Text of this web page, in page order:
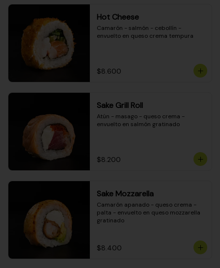
Hot Cheese
Camarón - salmón - cebollín -
envuelto en queso crema tempura
$8.600
Sake Grill Roll
Atún - masago - queso crema -
envuelto en salmón gratinado
$8.200
Sake Mozzarella
Camarón apanado - queso crema -
palta - envuelto en queso mozzarella
gratinado
$8.400